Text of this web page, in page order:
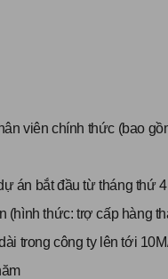
viên chính thức (bao
án bắt đầu từ tháng thứ
(hình thức: trợ cấp hàng
trong công ty lên tới